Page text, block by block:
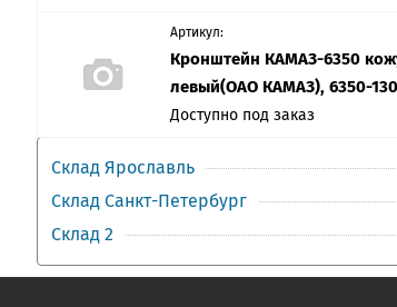
Артикул:
Кронштейн КАМАЗ-6350
левый(ОАО КАМАЗ), 6350-
Доступно под заказ
Склад Ярославль
Склад Санкт-Петербург
Склад 2